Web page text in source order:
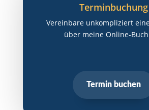
Terminbuchung
Vereinbare unkompliziert
über meine Online-
Termin buchen